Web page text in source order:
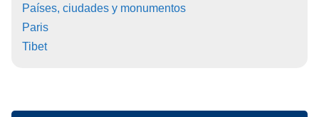
Países, ciudades y monumentos
Paris
Tibet